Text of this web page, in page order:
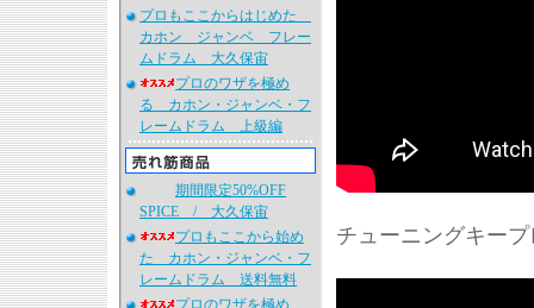
プロもここからはじめた
カホン ジャンベ フレー
ムドラム 大久保宙
プロのワザを極め
る カホン・ジャンベ・フ
レームドラム 上級編
期間限定50%OFF
SPICE / 大久保宙
プロもここから始め
た カホン・ジャンベ・フ
レームドラム 送料無料
プロのワザを極め
チューニングキー